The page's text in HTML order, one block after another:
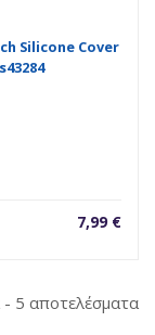
Silicone Cover
7,99 €
5 αποτελέσματα